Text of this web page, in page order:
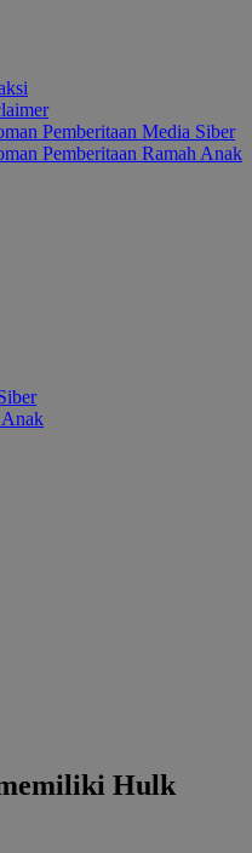
Pemberitaan Media Siber
Pemberitaan Ramah Anak
Anak
Hulk